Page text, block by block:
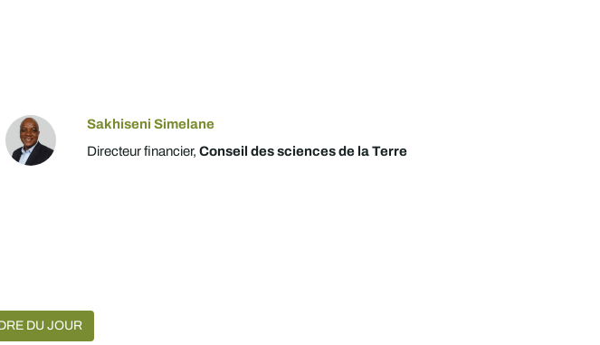
Sakhiseni Simelane
Directeur financier,Conseil des sciences de la Terre
DU JOUR